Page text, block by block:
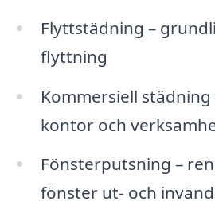
Flyttstädning –
flyttning
Kommersiell
kontor och
Fönsterputsning –
fönster ut- och